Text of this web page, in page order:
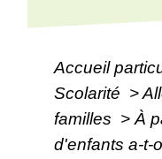
Accueil
Scolarité >
familles > À
d'enfants a-t-